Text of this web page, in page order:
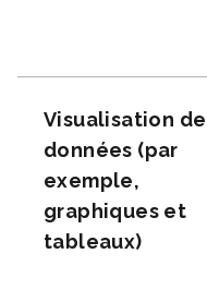
Visualisation de
données (par
exemple,
graphiques et
tableaux)